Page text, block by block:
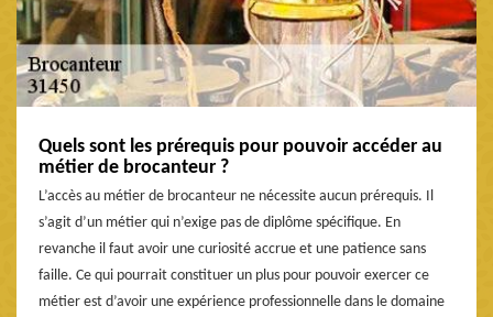
Quels sont les prérequis pour pouvoir accéder au
métier de brocanteur ?
L’accès au métier de brocanteur ne nécessite aucun prérequis. Il
s’agit d’un métier qui n’exige pas de diplôme spécifique. En
revanche il faut avoir une curiosité accrue et une patience sans
faille. Ce qui pourrait constituer un plus pour pouvoir exercer ce
métier est d’avoir une expérience professionnelle dans le domaine